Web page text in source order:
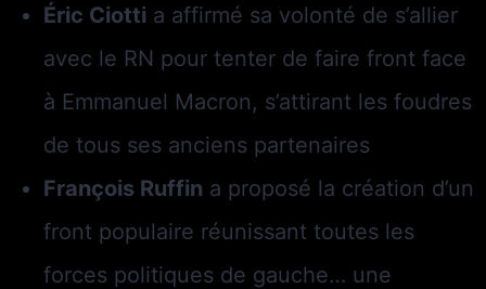
Éric Ciotti a affirmé sa volonté de s’allier
avec le RN pour tenter de faire front face
à Emmanuel Macron, s’attirant les foudres
de tous ses anciens partenaires
François Ruffin a proposé la création d’un
front populaire réunissant toutes les
forces politiques de gauche… une